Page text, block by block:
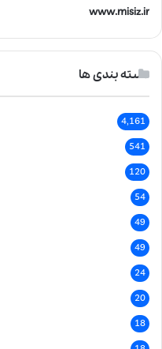
www.misiz.ir
دسته بندی ها
4,161
541
120
54
49
49
24
20
18